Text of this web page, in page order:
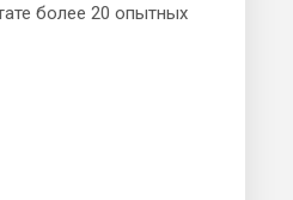
более 20 опытных